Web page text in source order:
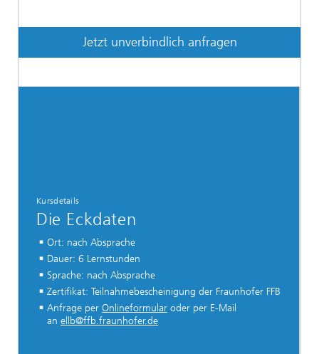
Jetzt unverbindlich anfragen
Kursdetails
Die Eckdaten
Ort: nach Absprache
Dauer: 6 Lernstunden
Sprache: nach Absprache
Zertifikat: Teilnahmebescheinigung der Fraunhofer FFB
Anfrage per Onlineformular oder per E-Mail
an ellb@ffb.fraunhofer.de